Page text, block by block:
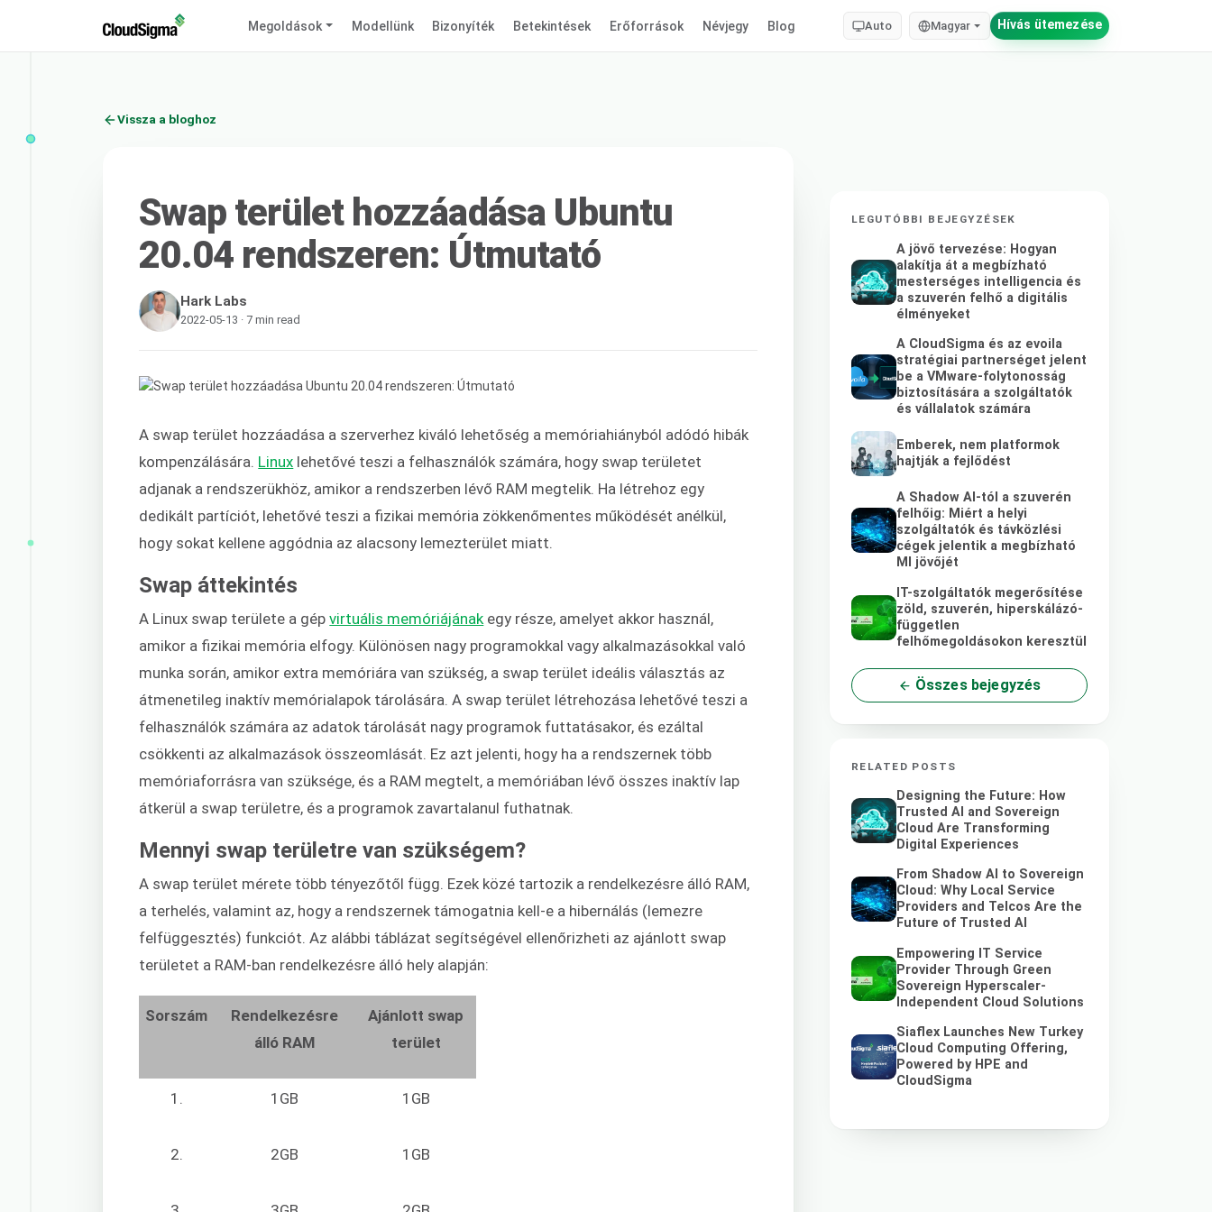
Megoldások Modellünk Bizonyíték Betekintések Erőforrások Névjegy Blog Auto Magyar Hívás ütemezése
Vissza a bloghoz
Swap terület hozzáadása Ubuntu
20.04 rendszeren: Útmutató
Hark Labs
2022-05-13 · 7 min read
A swap terület hozzáadása a szerverhez kiváló lehetőség a memóriahiányból adódó hibák
kompenzálására. Linux lehetővé teszi a felhasználók számára, hogy swap területet
adjanak a rendszerükhöz, amikor a rendszerben lévő RAM megtelik. Ha létrehoz egy
dedikált partíciót, lehetővé teszi a fizikai memória zökkenőmentes működését anélkül,
hogy sokat kellene aggódnia az alacsony lemezterület miatt.
Swap áttekintés
A Linux swap területe a gépvirtuális memóriájának egy része, amelyet akkor használ,
amikor a fizikai memória elfogy. Különösen nagy programokkal vagy alkalmazásokkal való
munka során, amikor extra memóriára van szükség, a swap terület ideális választás az
átmenetileg inaktív memórialapok tárolására. A swap terület létrehozása lehetővé teszi a
felhasználók számára az adatok tárolását nagy programok futtatásakor, és ezáltal
csökkenti az alkalmazások összeomlását. Ez azt jelenti, hogy ha a rendszernek több
memóriaforrásra van szüksége, és a RAM megtelt, a memóriában lévő összes inaktív lap
átkerül a swap területre, és a programok zavartalanul futhatnak.
Mennyi swap területre van szükségem?
A swap terület mérete több tényezőtől függ. Ezek közé tartozik a rendelkezésre álló RAM,
a terhelés, valamint az, hogy a rendszernek támogatnia kell-e a hibernálás (lemezre
felfüggesztés) funkciót. Az alábbi táblázat segítségével ellenőrizheti az ajánlott swap
területet a RAM-ban rendelkezésre álló hely alapján:
Sorszám
Rendelkezésre
álló RAM
Ajánlott swap
terület
1. 1GB 1GB
2. 2GB 1GB
LEGUTÓBBI BEJEGYZÉSEK
A jövő tervezése: Hogyan
alakítja át a megbízható
mesterséges intelligencia és
a szuverén felhő a digitális
élményeket
A CloudSigma és az evoila
stratégiai partnerséget jelent
be a VMware-folytonosság
biztosítására a szolgáltatók
és vállalatok számára
Emberek, nem platformok
hajtják a fejlődést
A Shadow AI-tól a szuverén
felhőig: Miért a helyi
szolgáltatók és távközlési
cégek jelentik a megbízható
MI jövőjét
IT-szolgáltatók megerősítése
zöld, szuverén, hiperskálázó-
független
felhőmegoldásokon keresztül
Összes bejegyzés
RELATED POSTS
Designing the Future: How
Trusted AI and Sovereign
Cloud Are Transforming
Digital Experiences
From Shadow AI to Sovereign
Cloud: Why Local Service
Providers and Telcos Are the
Future of Trusted AI
Empowering IT Service
Provider Through Green
Sovereign Hyperscaler-
Independent Cloud Solutions
Siaflex Launches New Turkey
Cloud Computing Offering,
Powered by HPE and
CloudSigma